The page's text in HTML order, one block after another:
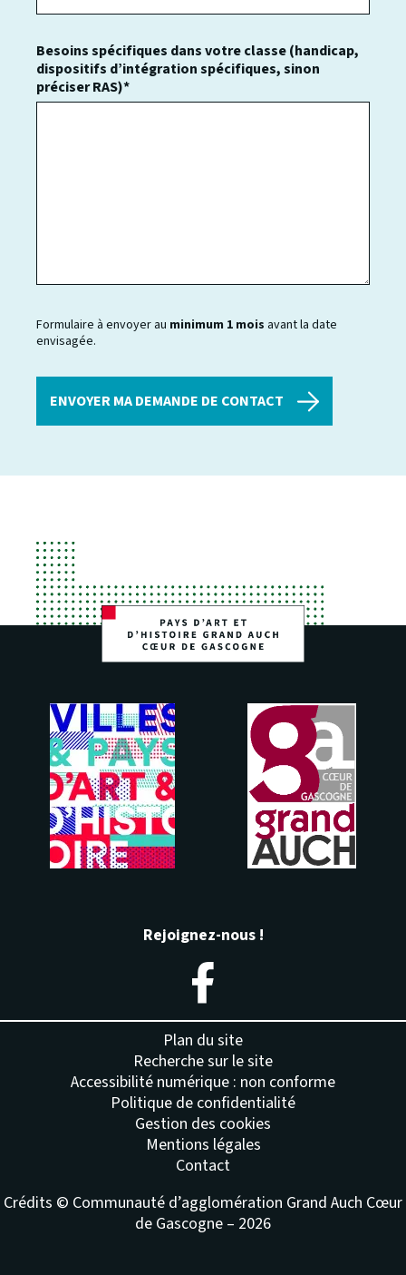
Besoins spécifiques dans votre classe (handicap,
dispositifs d’intégration spécifiques, sinon
préciser RAS)*
Formulaire à envoyer au minimum 1 mois avant la date
envisagée.
ENVOYER MA DEMANDE DE CONTACT
Rejoignez-nous !
– Nouvelle fenêtre
Plan du site
Recherche sur le site
Accessibilité numérique : non conforme
Politique de confidentialité
Gestion des cookies
Mentions légales
Contact
Crédits © Communauté d’agglomération Grand Auch Cœur
de Gascogne – 2026